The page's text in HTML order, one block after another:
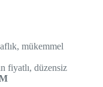
mükemmel
düzensiz